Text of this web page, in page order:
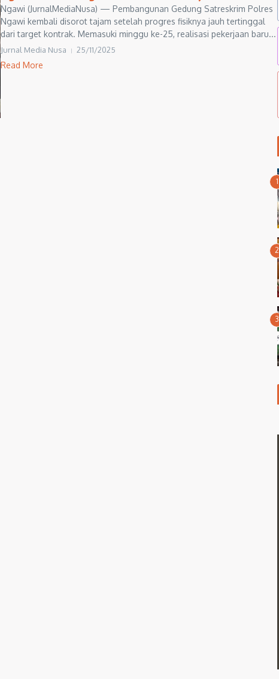
Ngawi (JurnalMediaNusa) — Pembangunan Gedung Satreskrim Polres
Ngawi kembali disorot tajam setelah progres fisiknya jauh tertinggal
dari target kontrak. Memasuki minggu ke-25, realisasi pekerjaan baru...
Jurnal Media Nusa 25/11/2025
Read More
1
2
3